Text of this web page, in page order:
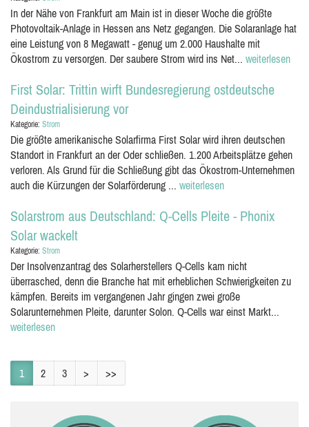
In der Nähe von Frankfurt am Main ist in dieser Woche die größte
Photovoltaik-Anlage in Hessen ans Netz gegangen. Die Solaranlage hat
eine Leistung von 8 Megawatt - genug um 2.000 Haushalte mit
Ökostrom zu versorgen. Der saubere Strom wird ins Net... weiterlesen
First Solar: Trittin wirft Bundesregierung ostdeutsche
Deindustrialisierung vor
Kategorie: Strom
Die größte amerikanische Solarfirma First Solar wird ihren deutschen
Standort in Frankfurt an der Oder schließen. 1.200 Arbeitsplätze gehen
verloren. Als Grund für die Schließung gibt das Ökostrom-Unternehmen
auch die Kürzungen der Solarförderung ... weiterlesen
Solarstrom aus Deutschland: Q-Cells Pleite - Phonix
Solar wackelt
Kategorie: Strom
Der Insolvenzantrag des Solarherstellers Q-Cells kam nicht
überrasched, denn die Branche hat mit erheblichen Schwierigkeiten zu
kämpfen. Bereits im vergangenen Jahr gingen zwei große
Solarunternehmen Pleite, darunter Solon. Q-Cells war einst Markt...
weiterlesen
1 2 3 > >>